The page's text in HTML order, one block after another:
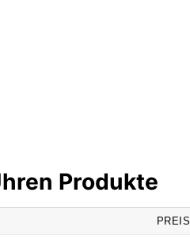
Produkte
PREIS